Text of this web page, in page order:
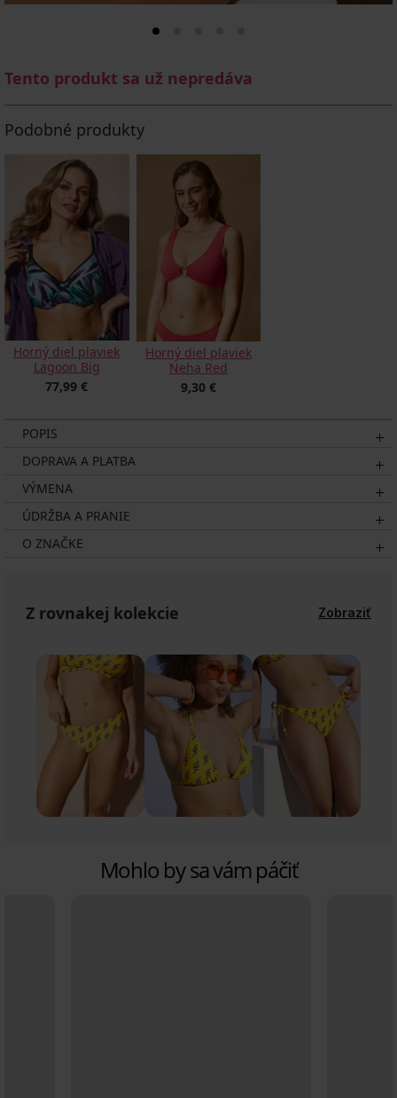
Tento produkt sa už nepredáva
Podobné produkty
Horný diel plaviek
Lagoon Big
77,99 €
Horný diel plaviek
Neha Red
9,30 €
POPIS
DOPRAVA A PLATBA
VÝMENA
ÚDRŽBA A PRANIE
O ZNAČKE
Z rovnakej kolekcie Zobraziť
Mohlo by sa vám páčiť